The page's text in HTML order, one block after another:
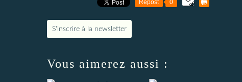
Repost 0
S'inscrire à la newsletter
Vous aimerez aussi :